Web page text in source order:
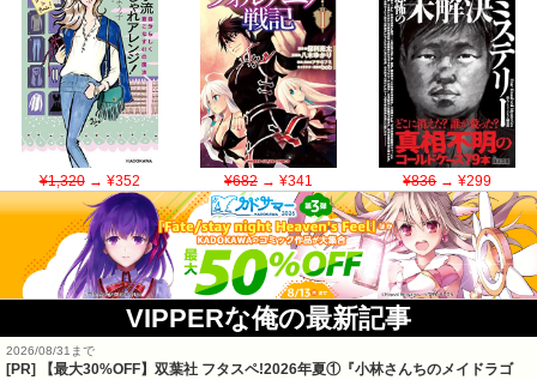
¥1,320→ ¥352 ¥682→ ¥341 ¥836→ ¥299
VIPPERな俺の最新記事
2026/08/31まで
[PR] 【最大30%OFF】双葉社 フタスペ!2026年夏①『小林さんちのメイドラゴ